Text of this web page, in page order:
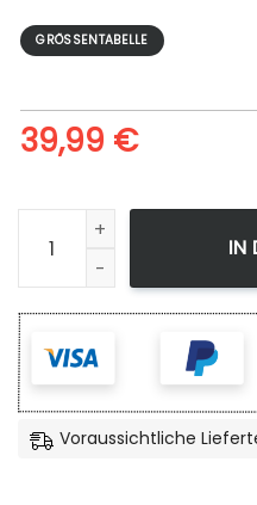
GRÖSSENTABELLE
39,99 €
Nachtfoto Der Milchstraße
IN
Voraussichtliche